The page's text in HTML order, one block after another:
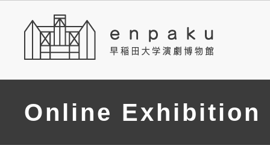
Online Exhibition